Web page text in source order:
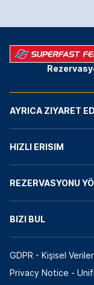
AYRICA ZIYARET
HIZLI ERISIM
REZERVASYONU
BIZI BUL
GDPR - Kişisel Veriler
Privacy Notice -